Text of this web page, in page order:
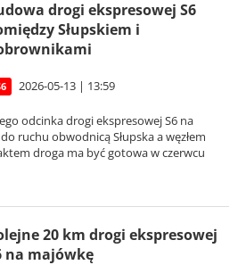
drogi ekspresowej S6
Słupskiem i
2026-05-13 | 13:59
odcinka drogi ekspresowej S6 na
ruchu obwodnicą Słupska a węzłem
droga ma być gotowa w czerwcu
20 km drogi ekspresowej
na majówkę